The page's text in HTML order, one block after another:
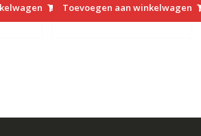
Toevoegen aan winkelwagen